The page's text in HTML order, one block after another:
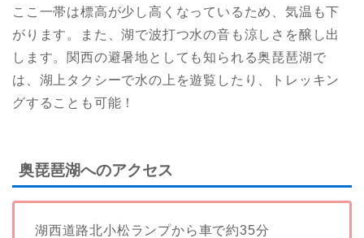
ここ一帯は標高が少し高くなっているため、気温も下
がります。また、湖で波打つ水の音も涼しさを醸し出
します。関西の避暑地としても知られる奥琵琶湖で
は、湖上タクシーで水の上を遊覧したり、トレッキン
グすることも可能！
奥琵琶湖へのアクセス
湖西道路北小松ランプから車で約35分